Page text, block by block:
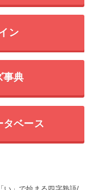
ン
事典
タベース